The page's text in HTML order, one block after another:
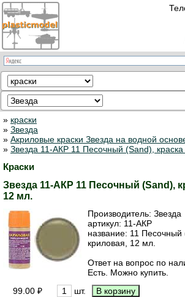
» краски
» Звезда
» Акриловые краски Звезда на водной
» Звезда 11-АКР 11 Песочный (Sand),
Краски
Звезда 11-АКР 11 Песочный (Sand),
12 мл.
Производитель: Звезда
артикул: 11-АКР
название: 11 Песочный
криловая, 12 мл.
Ответ на вопрос по
Есть. Можно купить.
99.00 ₽
шт.